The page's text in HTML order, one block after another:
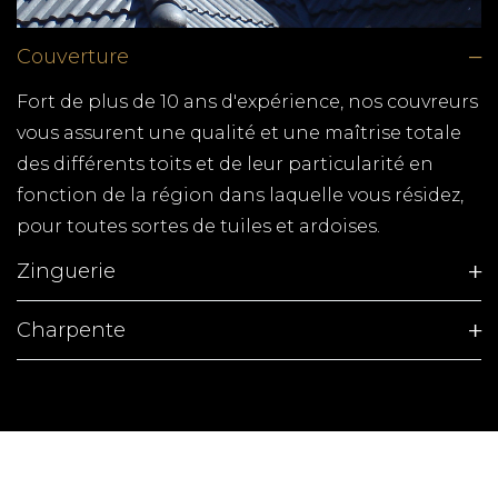
placoplatre. Faites appel à un artisan qualifié
pour la rénovation de votre domicile.
COUVREUR ARVERT
TPG RENOVATION est spécialiste de la couverture
en Charente-Maritime (17). Nous intervenons
rapidement sur l'ensemble du département pour
COUVERTURE SAUJON
Vous cherchez un spécialiste de la couverture ?
Maritime pour vous conseiller et vous proposer
Couverture
Fort de plus de 10 ans d'expérience, nos couvreurs
vous assurent une qualité et une maîtrise totale
des différents toits et de leur particularité en
fonction de la région dans laquelle vous résidez,
pour toutes sortes de tuiles et ardoises.
Zinguerie
Charpente